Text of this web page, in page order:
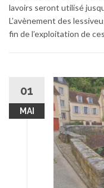
lavoirs seront utilisé
L’avènement des
fin de l’exploitation de
01
MAI